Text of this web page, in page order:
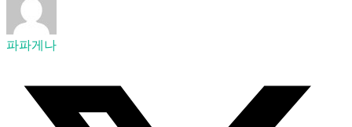
파파게나